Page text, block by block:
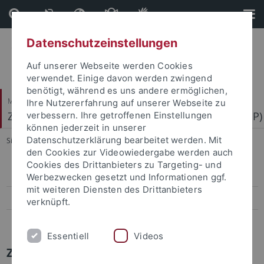
Direkt
zum
Inhalt
Direkt
zur
Fußleiste
Mathematisch-Naturwissenschaftliche Fakultät
Zentrum für Molekularbiologie der Pflanzen (ZMBP)
Sie sind hier: Startseite ... Press-Activities-Colloquia
Papers
Press-Activities-Colloquia
ZMBP NEWS
Datenschutzeinstellungen
Auf unserer Webseite werden Cookies
verwendet. Einige davon werden zwingend
benötigt, während es uns andere ermöglichen,
Ihre Nutzererfahrung auf unserer Webseite zu
verbessern. Ihre getroffenen Einstellungen
können jederzeit in unserer
Datenschutzerklärung bearbeitet werden. Mit
den Cookies zur Videowiedergabe werden auch
Cookies des Drittanbieters zu Targeting- und
Werbezwecken gesetzt und Informationen ggf.
mit weiteren Diensten des Drittanbieters
verknüpft.
Essentiell Videos